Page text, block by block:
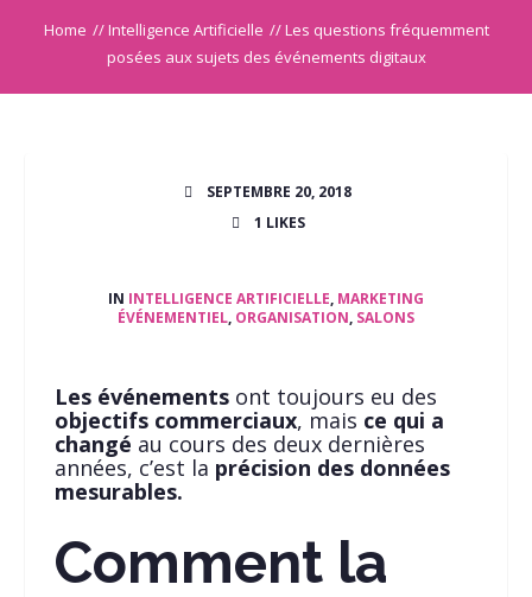
Home //Intelligence Artificielle //Les questions fréquemment
posées aux sujets des événements digitaux
SEPTEMBRE 20, 2018
1 LIKES
IN INTELLIGENCE ARTIFICIELLE, MARKETING
ÉVÉNEMENTIEL, ORGANISATION, SALONS
Les événements ont toujours eu des
objectifs commerciaux, mais ce qui a
changé au cours des deux dernières
années, c’est la précision des données
mesurables.
Comment la